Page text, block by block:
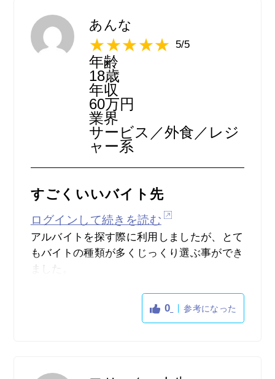
いいかもしれませんが、ちょっとそっけない
かも？
絞り込み検索のキーワードも少ないです。
ただ、長時間サイトを見ていても疲れないと
とてもいいです。
あんな
5/5
年齢
18歳
年収
60万円
業界
サービス／外食／レジ
ャー系
すごくいいバイト先
ログインして続きを読む
アルバイトを探す際に利用しましたが、とて
もバイトの種類が多くじっくり選ぶ事ができ
ました。
いい人で、仕事内容もしっかりと教えていた
0 参考になった